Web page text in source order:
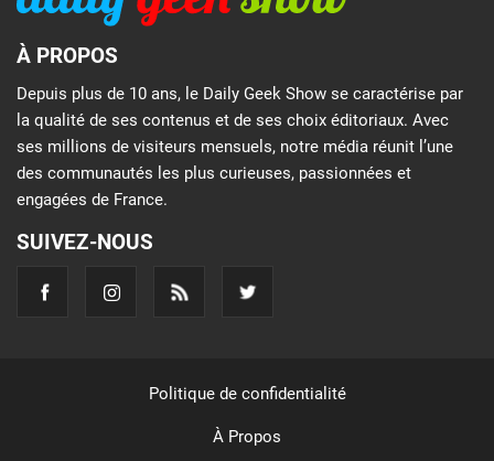
À PROPOS
Depuis plus de 10 ans, le Daily Geek Show se caractérise par
la qualité de ses contenus et de ses choix éditoriaux. Avec
ses millions de visiteurs mensuels, notre média réunit l’une
des communautés les plus curieuses, passionnées et
engagées de France.
SUIVEZ-NOUS
Politique de confidentialité
À Propos